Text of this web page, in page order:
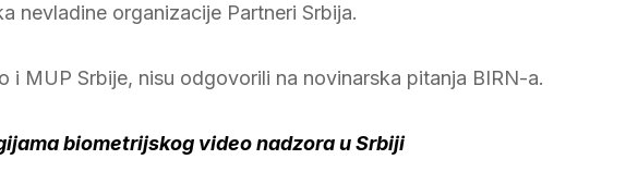
nevladine organizacije Partneri Srbija.
i MUP Srbije, nisu odgovorili na novinarska pitanja BIRN-a.
biometrijskog video nadzora u Srbiji